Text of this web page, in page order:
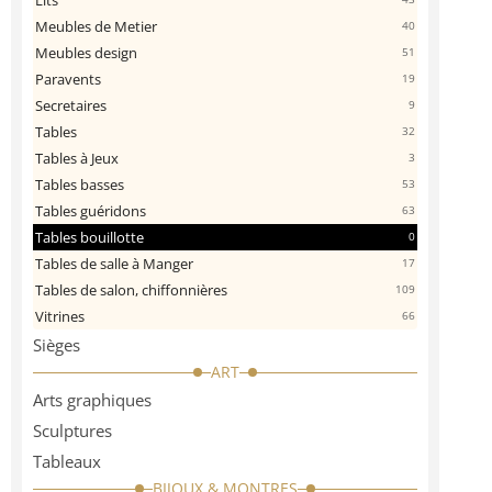
Meubles de Metier 40
Meubles design 51
Paravents 19
Secretaires 9
Tables 32
Tables à Jeux 3
Tables basses 53
Tables guéridons 63
Tables bouillotte 0
Tables de salle à Manger 17
Tables de salon, chiffonnières 109
Vitrines 66
Sièges
ART
Arts graphiques
Sculptures
Tableaux